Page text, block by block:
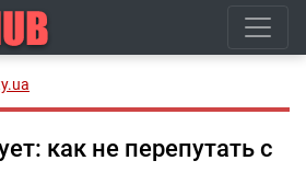
как не перепутать с